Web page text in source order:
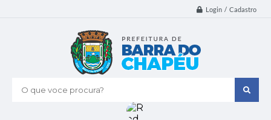
Login / Cadastro
O que voce procura?